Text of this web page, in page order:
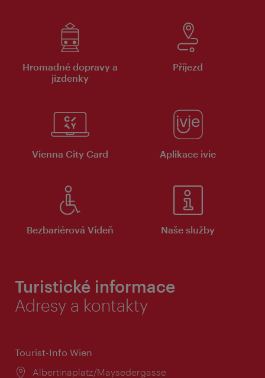
Hromadné dopravy a
jízdenky
Příjezd
Vienna City Card Aplikace ivie
Bezbariérová Vídeň Naše služby
Turistické informace
Adresy a kontakty
Tourist-Info Wien
Místo:
Albertinaplatz/Maysedergasse